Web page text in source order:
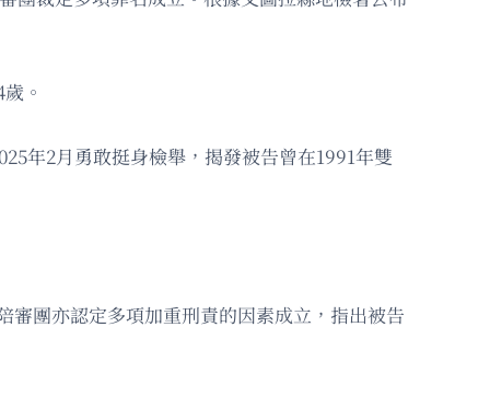
。
年2月勇敢挺身檢舉，揭發被告曾在1991年雙
審團亦認定多項加重刑責的因素成立，指出被告